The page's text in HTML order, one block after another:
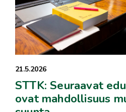
21.5.2026
STTK: Seuraavat
ovat mahdollisuus